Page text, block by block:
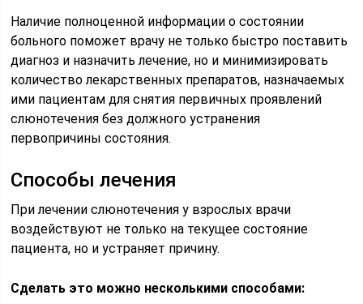
Наличие полноценной информации о состоянии
больного поможет врачу не только быстро поставить
диагноз и назначить лечение, но и минимизировать
количество лекарственных препаратов, назначаемых
ими пациентам для снятия первичных проявлений
слюнотечения без должного устранения
первопричины состояния.
Способы лечения
При лечении слюнотечения у взрослых врачи
воздействуют не только на текущее состояние
пациента, но и устраняет причину.
Сделать это можно несколькими способами: